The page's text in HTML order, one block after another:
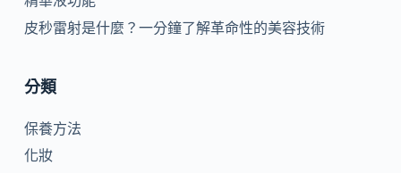
皮秒雷射是什麼？一分鐘了解革命性的美容技術
分類
保養方法
化妝